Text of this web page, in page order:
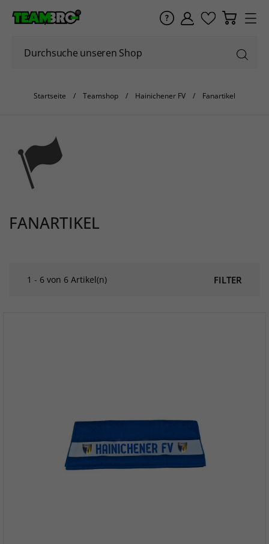
Startseite Teamshop Hainichener FV Fanartikel
FANARTIKEL
FILTER
1 - 6 von 6 Artikel(n)